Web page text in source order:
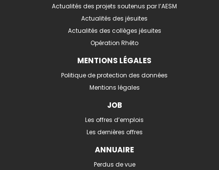
Actualités des projets soutenus par l’AESM
Actualités des jésuites
Actualités des collèges jésuites
Opération Rhéto
MENTIONS LÉGALES
Politique de protection des données
Mentions légales
JOB
Les offres d’emplois
Les dernières offres
ANNUAIRE
Perdus de vue